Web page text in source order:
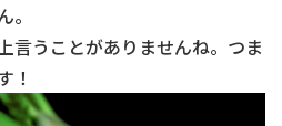
言うことがありませんね。つま
！